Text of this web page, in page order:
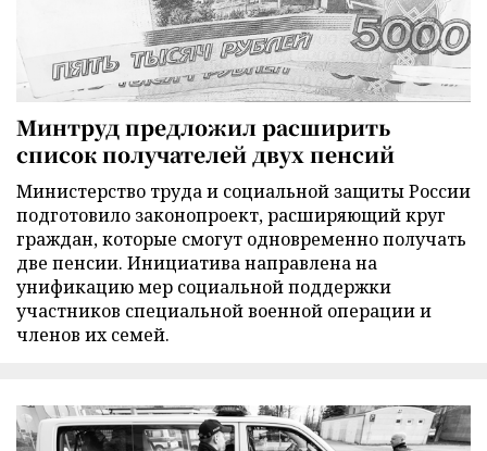
Минтруд предложил расширить
список получателей двух пенсий
Министерство труда и социальной защиты России
подготовило законопроект, расширяющий круг
граждан, которые смогут одновременно получать
две пенсии. Инициатива направлена на
унификацию мер социальной поддержки
участников специальной военной операции и
членов их семей.